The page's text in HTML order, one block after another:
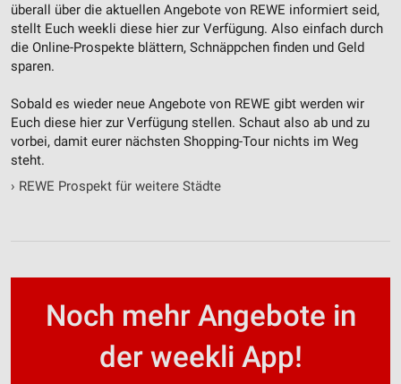
überall über die aktuellen Angebote von REWE informiert seid,
stellt Euch weekli diese hier zur Verfügung. Also einfach durch
die Online-Prospekte blättern, Schnäppchen finden und Geld
sparen.
Sobald es wieder neue Angebote von REWE gibt werden wir
Euch diese hier zur Verfügung stellen. Schaut also ab und zu
vorbei, damit eurer nächsten Shopping-Tour nichts im Weg
steht.
› REWE Prospekt für weitere Städte
Noch mehr Angebote in
der weekli App!